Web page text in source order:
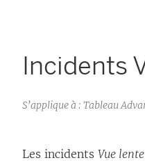
Incidents
S’applique à : Tableau
Les incidents Vue lente